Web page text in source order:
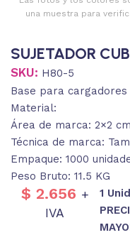
una muestra para
SUJETADOR
SKU: H80-5
Base para
Material:
Área de marca: 2×2 cm
Técnica de marca:
Empaque: 1000
Peso Bruto: 11.5 KG
$ 2.656 +
IVA
1